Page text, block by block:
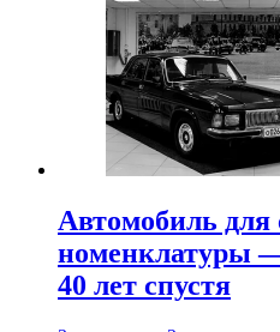
Автомобиль для
номенклатуры
40 лет спустя